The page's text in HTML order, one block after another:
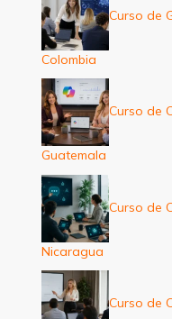
Curso de
Colombia
Curso de
Guatemala
Curso de
Nicaragua
Curso de